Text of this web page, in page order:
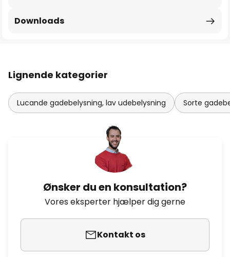
Downloads
Lignende kategorier
Lucande gadebelysning, lav udebelysning Sorte
Ønsker du en konsultation?
Vores eksperter hjælper dig gerne
Kontakt os